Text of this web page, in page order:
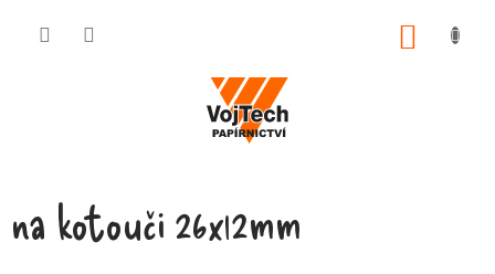
na kotouči 26x12mm